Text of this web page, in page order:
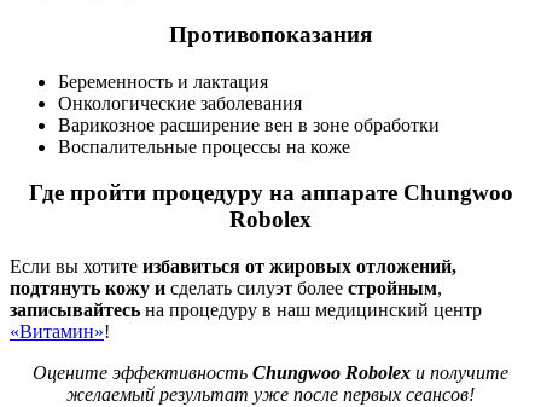
Противопоказания
Беременность и лактация
Онкологические заболевания
Варикозное расширение вен в зоне обработки
Воспалительные процессы на коже
Где пройти процедуру на аппарате Chungwoo
Robolex
Если вы хотите избавиться от жировых отложений,
подтянуть кожу и сделать силуэт более стройным,
записывайтесь на процедуру в наш медицинский центр
«Витамин»!
Оцените эффективность Chungwoo Robolex и получите
желаемый результат уже после первых сеансов!